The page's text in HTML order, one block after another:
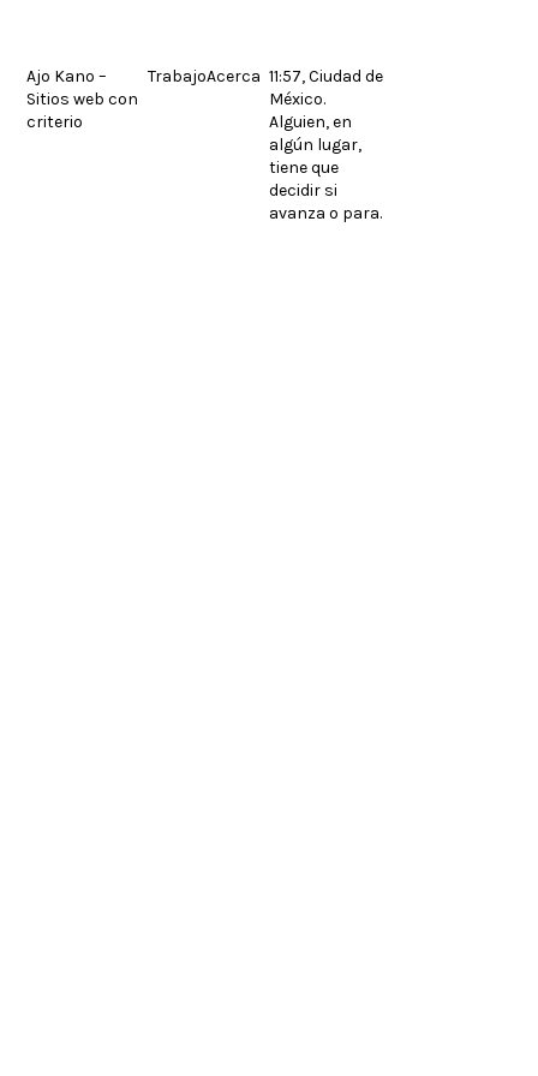
Ajo Kano –
Sitios web con
criterio
TrabajoAcerca 11:57, Ciudad de
México.
Alguien, en
algún lugar,
tiene que
decidir si
avanza o para.
© 2026. Legales